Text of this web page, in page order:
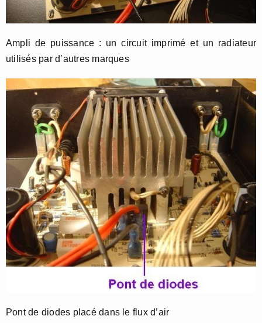
Ampli de puissance : un circuit imprimé et un radiateur
utilisés par d’autres marques
Pont de diodes placé dans le flux d’air